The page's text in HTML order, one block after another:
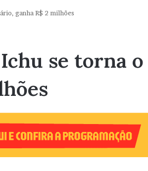
ganha R$ 2 milhões
se torna